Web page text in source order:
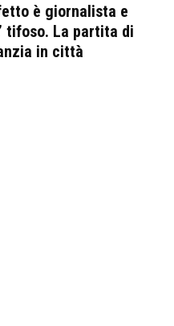
è giornalista e
tifoso. La partita di
in città